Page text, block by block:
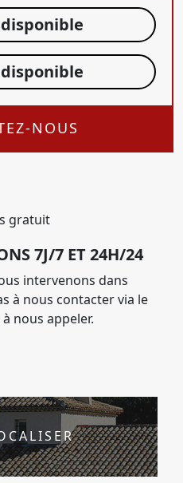
NOUS
7J/7 ET 24H/24
intervenons dans
à nous contacter via le
nous appeler.